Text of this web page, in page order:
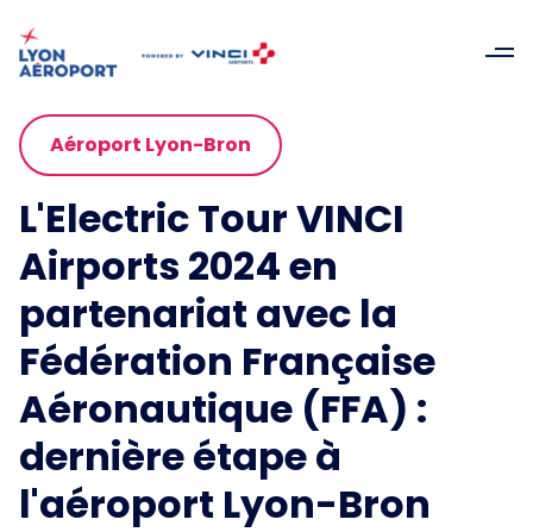
Aéroport Lyon-Bron
L'Electric Tour VINCI
Airports 2024 en
partenariat avec la
Fédération Française
Aéronautique (FFA) :
dernière étape à
l'aéroport Lyon-Bron